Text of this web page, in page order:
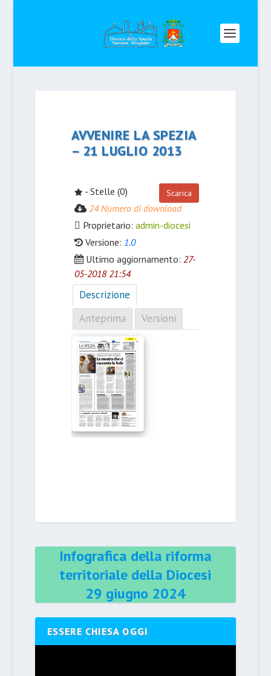
AVVENIRE LA SPEZIA
– 21 LUGLIO 2013
Scarica
- Stelle (0)
24 Numero di download
Proprietario: admin-diocesi
Versione: 1.0
Ultimo aggiornamento: 27-
05-2018 21:54
Descrizione
Anteprima
Versioni
Infografica della riforma
territoriale della Diocesi
29 giugno 2024
ESSERE CHIESA OGGI